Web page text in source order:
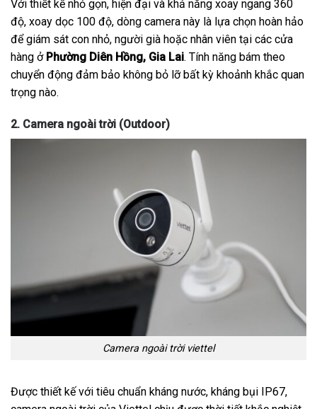
Với thiết kế nhỏ gọn, hiện đại và khả năng xoay ngang 360
độ, xoay dọc 100 độ, dòng camera này là lựa chọn hoàn hảo
để giám sát con nhỏ, người già hoặc nhân viên tại các cửa
hàng ở Phường Diên Hồng, Gia Lai. Tính năng bám theo
chuyển động đảm bảo không bỏ lỡ bất kỳ khoảnh khắc quan
trọng nào.
2. Camera ngoài trời (Outdoor)
Camera ngoài trời viettel
Được thiết kế với tiêu chuẩn kháng nước, kháng bụi IP67,